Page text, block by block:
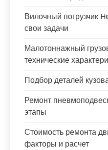
Вилочный погрузчик
свои задачи
Малотоннажный
технические
Подбор деталей
Ремонт
этапы
Стоимость ремонта
факторы и расчет